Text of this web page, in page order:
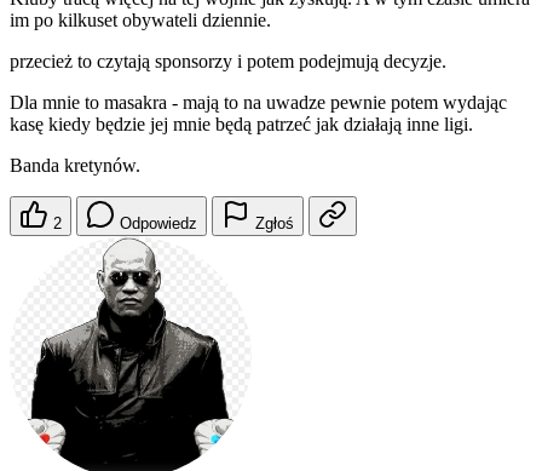
im po kilkuset obywateli dziennie.
przecież to czytają sponsorzy i potem podejmują decyzje.
Dla mnie to masakra - mają to na uwadze pewnie potem wydając
kasę kiedy będzie jej mnie będą patrzeć jak działają inne ligi.
Banda kretynów.
2 Odpowiedz Zgłoś